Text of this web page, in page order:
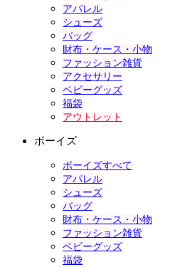
アパレル
シューズ
バッグ
財布・ケース・小物
ファッション雑貨
アクセサリー
ベビーグッズ
福袋
アウトレット
ボーイズ
ボーイズすべて
アパレル
シューズ
バッグ
財布・ケース・小物
ファッション雑貨
ベビーグッズ
福袋